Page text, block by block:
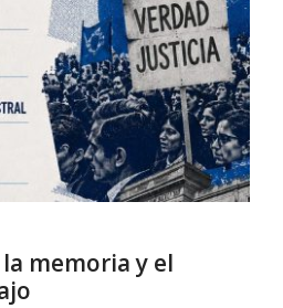
memoria y el